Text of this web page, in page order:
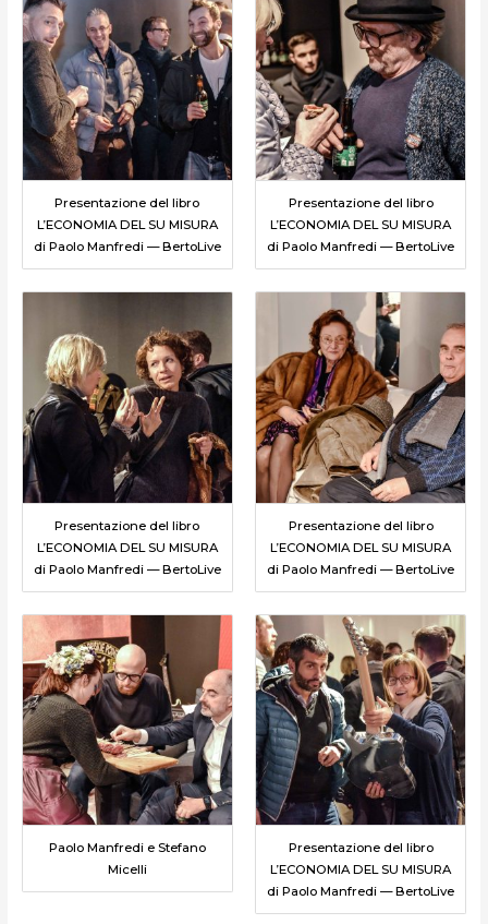
Presentazione del libro
L’ECONOMIA DEL SU MISURA
di Paolo Manfredi — BertoLive
Presentazione del libro
L’ECONOMIA DEL SU MISURA
di Paolo Manfredi — BertoLive
Presentazione del libro
L’ECONOMIA DEL SU MISURA
di Paolo Manfredi — BertoLive
Presentazione del libro
L’ECONOMIA DEL SU MISURA
di Paolo Manfredi — BertoLive
Paolo Manfredi e Stefano
Micelli
Presentazione del libro
L’ECONOMIA DEL SU MISURA
di Paolo Manfredi — BertoLive